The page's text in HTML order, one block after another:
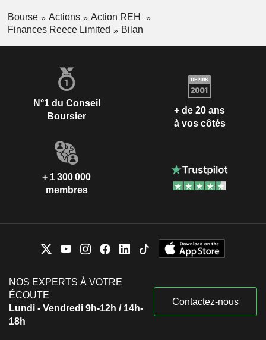
Bourse Actions
Action REH
Finances Reece Limited
Bilan
N°1 du Conseil
Boursier
+ de 20 ans
à vos côtés
+ 1 300 000
membres
NOS EXPERTS À VOTRE
ÉCOUTE
Lundi - Vendredi 9h-12h / 14h-
18h
Contactez-nous